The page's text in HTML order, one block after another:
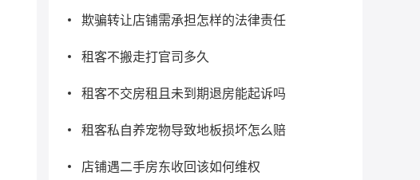
欺骗转让店铺需承担怎样的法律责任
租客不搬走打官司多久
租客不交房租且未到期退房能起诉吗
租客私自养宠物导致地板损坏怎么赔
店铺遇二手房东收回该如何维权